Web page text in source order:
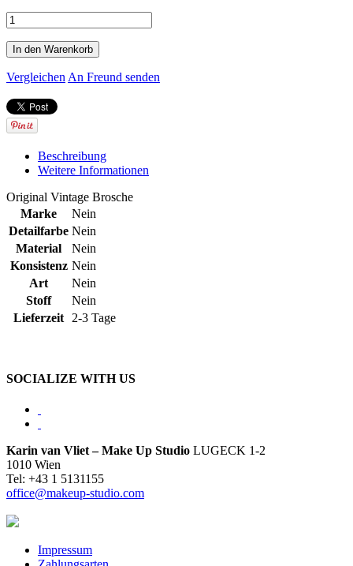
In den Warenkorb
Vergleichen An Freund senden
Beschreibung
Weitere Informationen
Original Vintage Brosche
Marke
Nein
Detailfarbe Nein
Material
Nein
Konsistenz Nein
Art
Nein
Stoff
Nein
Lieferzeit
2-3 Tage
SOCIALIZE WITH US
Karin van Vliet – Make Up Studio LUGECK 1-2
1010 Wien
Tel: +43 1 5131155
office@makeup-studio.com
Impressum